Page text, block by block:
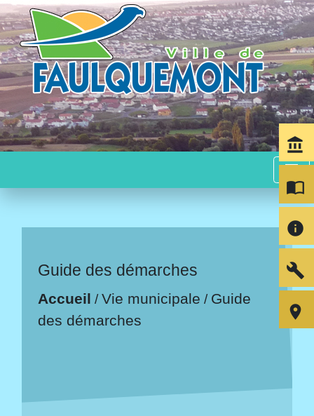
menu
Guide des démarches
Accueil /Vie municipale / Guide
des démarches
account_balance
import_contacts
info
build
room